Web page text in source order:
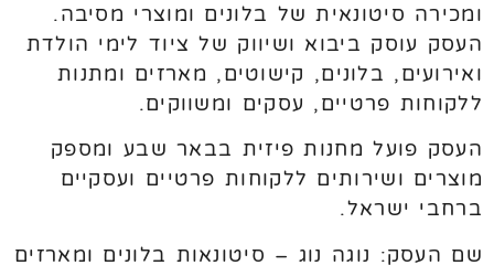
ומכירה סיטונאית של בלונים ומוצרי מסיבה.
העסק עוסק ביבוא ושיווק של ציוד לימי הולדת
ואירועים, בלונים, קישוטים, מארזים ומתנות
ללקוחות פרטיים, עסקים ומשווקים.
העסק פועל מחנות פיזית בבאר שבע ומספק
מוצרים ושירותים ללקוחות פרטיים ועסקיים
ברחבי ישראל.
שם העסק: נוגה נוג – סיטונאות בלונים ומארזים